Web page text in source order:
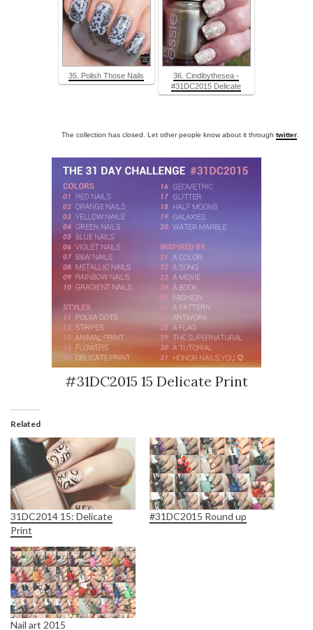
35. Polish Those Nails
36. Cindibythesea -
#31DC2015 Delicate
The collection has closed. Let other people know about it through twitter.
#31DC2015 15 Delicate Print
Related
31DC2014 15: Delicate
Print
#31DC2015 Round up
Nail art 2015